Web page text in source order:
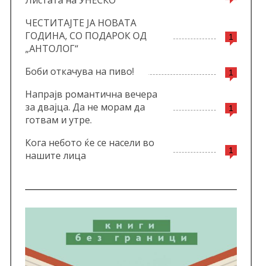
1
ЧЕСТИТАЈТЕ ЈА НОВАТА
ГОДИНА, СО ПОДАРОК ОД
„АНТОЛОГ“
1
Боби откачува на пиво!
1
Напрајв романтична вечера
за двајца. Да не морам да
готвам и утре.
1
Кога небото ќе се насели во
нашите лица